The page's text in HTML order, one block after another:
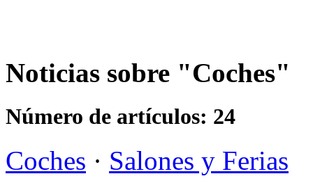
Noticias sobre "Coches"
Número de artículos: 24
Coches · Salones y Ferias